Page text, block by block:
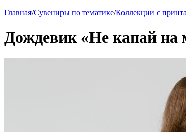
Главная/Сувениры по тематике/Коллекции с
Дождевик «Не капай на